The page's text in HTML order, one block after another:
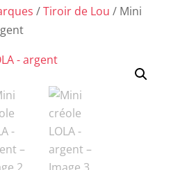
/Tiroir de Lou / Mini